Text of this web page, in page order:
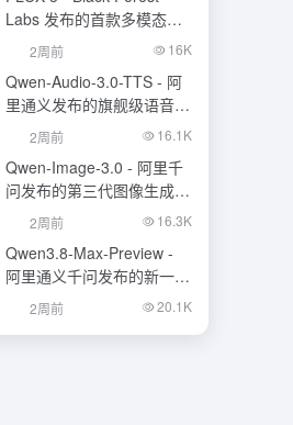
Labs 发布的首款多模态基
础模型
2周前 16K
Qwen-Audio-3.0-TTS - 阿
里通义发布的旗舰级语音合
成大模型
2周前 16.1K
Qwen-Image-3.0 - 阿里千
问发布的第三代图像生成基
础模型
2周前 16.3K
Qwen3.8-Max-Preview -
阿里通义千问发布的新一代
旗舰大模型
2周前 20.1K